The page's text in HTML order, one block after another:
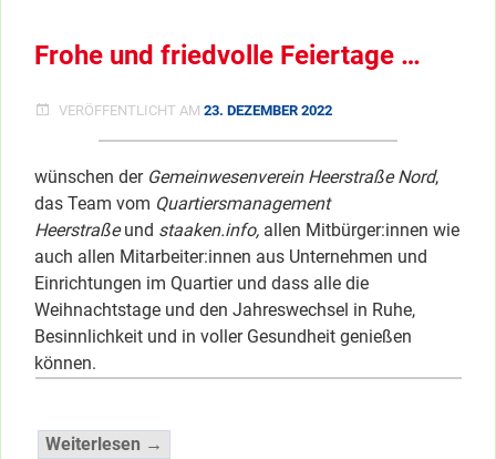
Teens”
</span
Frohe und friedvolle Feiertage …
VERÖFFENTLICHT AM 23. DEZEMBER 2022
wünschen der Gemeinwesenverein Heerstraße Nord,
das Team vom Quartiersmanagement
Heerstraßeund staaken.info, allen Mitbürger:innen wie
auch allen Mitarbeiter:innen aus Unternehmen und
Einrichtungen im Quartier und dass alle die
Weihnachtstage und den Jahreswechsel in Ruhe,
Besinnlichkeit und in voller Gesundheit genießen
können.
Weiterlesen →